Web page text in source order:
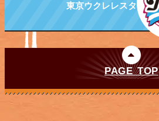
東京ウクレレスターズ
PAGE TOP